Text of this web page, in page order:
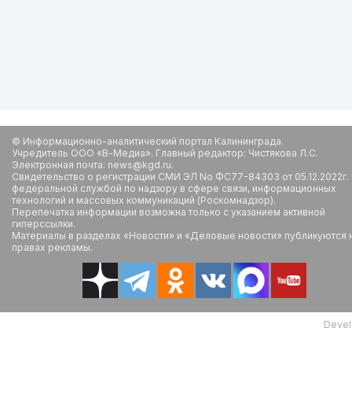
© Информационно-аналитический портал Калининграда.
Учредитель ООО «В-Медиа». Главный редактор: Чистякова Л.С.
Электронная почта: news@kgd.ru.
Свидетельство о регистрации СМИ ЭЛ No ФС77-84303 от
федеральной службой по надзору в сфере связи, информационных
технологий и массовых коммуникаций (Роскомнадзор).
Перепечатка информации возможна только с указанием активной
гиперссылки.
Материалы в разделах «Новости» и «Деловые новости» публикуются
правах рекламы.